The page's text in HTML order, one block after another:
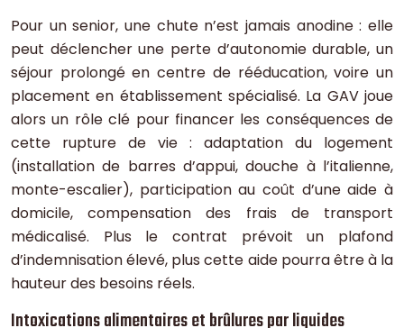
Pour un senior, une chute n’est jamais anodine : elle
peut déclencher une perte d’autonomie durable, un
séjour prolongé en centre de rééducation, voire un
placement en établissement spécialisé. La GAV joue
alors un rôle clé pour financer les conséquences de
cette rupture de vie : adaptation du logement
(installation de barres d’appui, douche à l’italienne,
monte-escalier), participation au coût d’une aide à
domicile, compensation des frais de transport
médicalisé. Plus le contrat prévoit un plafond
d’indemnisation élevé, plus cette aide pourra être à la
hauteur des besoins réels.
Intoxications alimentaires et brûlures par liquides